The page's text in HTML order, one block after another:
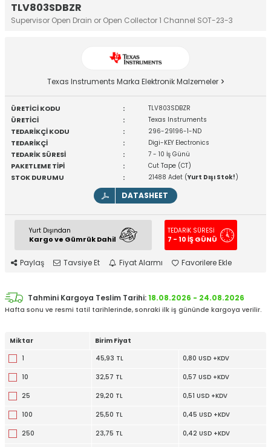
TLV803SDBZR
Supervisor Open Drain or Open Collector 1 Channel SOT-23-3
Texas Instruments Marka Elektronik Malzemeler
ÜRETİCİ KODU : TLV803SDBZR
ÜRETİCİ : Texas Instruments
TEDARİKÇİ KODU : 296-29196-1-ND
TEDARİKÇİ : Digi-KEY Electronics
TEDARİK SÜRESİ : 7 - 10 İş Günü
PAKETLEME TİPİ : Cut Tape (CT)
STOK DURUMU : 21488 Adet (Yurt Dışı Stok!)
DATASHEET
Yurt Dışından
Kargo ve Gümrük Dahil
TEDARİK SÜRESİ
7 - 10 İŞ GÜNÜ
Paylaş Tavsiye Et Fiyat Alarmı Favorilere Ekle
Tahmini Kargoya Teslim Tarihi:18.08.2026 - 24.08.2026
Hafta sonu ve resmi tatil tarihlerinde, sonraki ilk iş gününde kargoya verilir.
Miktar
Birim Fiyat
1
45,93 TL 0,80 USD +KDV
10 32,57 TL 0,57 USD +KDV
25 29,20 TL 0,51 USD +KDV
100 25,50 TL 0,45 USD +KDV
250 23,75 TL 0,42 USD +KDV